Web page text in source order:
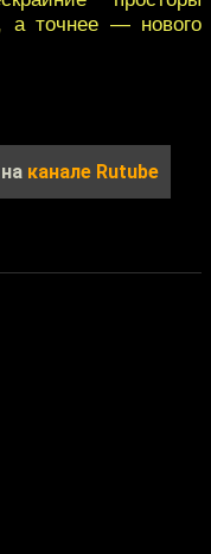
а точнее — нового
канале Rutube